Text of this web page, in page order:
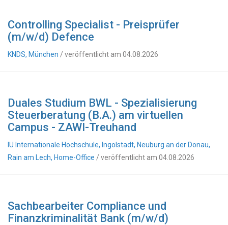
Controlling Specialist - Preisprüfer
(m/w/d) Defence
KNDS, München / veröffentlicht am 04.08.2026
Duales Studium BWL - Spezialisierung
Steuerberatung (B.A.) am virtuellen
Campus - ZAWI-Treuhand
IU Internationale Hochschule, Ingolstadt, Neuburg an der Donau,
Rain am Lech, Home-Office / veröffentlicht am 04.08.2026
Sachbearbeiter Compliance und
Finanzkriminalität Bank (m/w/d)